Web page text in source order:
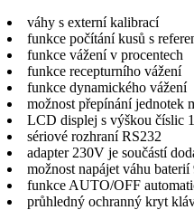
váhy s externí kalibrací
funkce počítání kusů s
funkce vážení v procentech
funkce recepturního vážení
funkce dynamického vážení
možnost přepínání jednotek
LCD displej s výškou číslic
sériové rozhraní RS232
adapter 230V je součástí
možnost napájet váhu
funkce AUTO/OFF
průhledný ochranný kryt